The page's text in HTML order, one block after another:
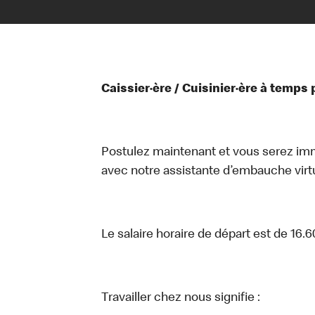
Caissier·ère / Cuisinier·ère à temps
Postulez maintenant et vous serez
avec notre assistante d’embauche
Le salaire horaire de départ est de
Travailler chez nous signifie :